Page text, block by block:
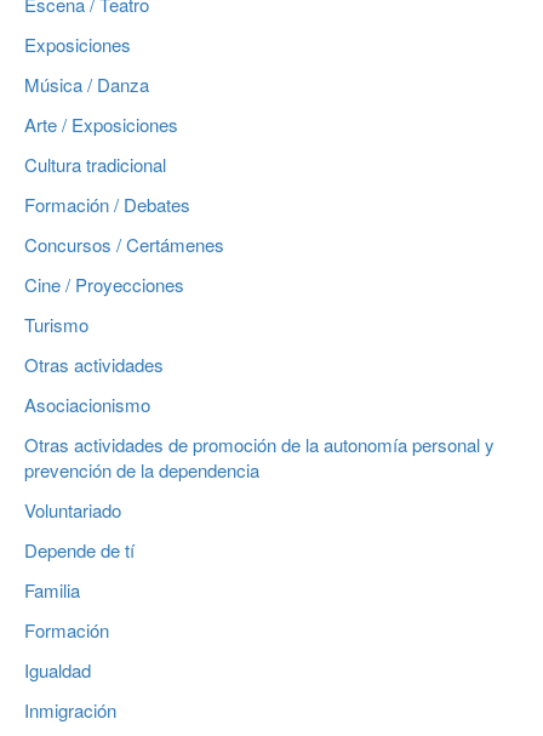
Exposiciones
Música / Danza
Arte / Exposiciones
Cultura tradicional
Formación / Debates
Concursos / Certámenes
Cine / Proyecciones
Turismo
Otras actividades
Asociacionismo
Otras actividades de promoción de la autonomía personal y
prevención de la dependencia
Voluntariado
Depende de tí
Familia
Formación
Igualdad
Inmigración